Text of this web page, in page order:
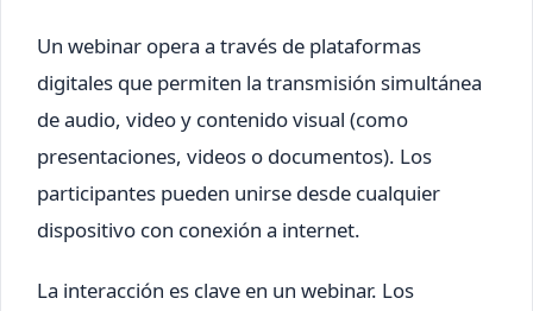
Un webinar opera a través de plataformas
digitales que permiten la transmisión simultánea
de audio, video y contenido visual (como
presentaciones, videos o documentos). Los
participantes pueden unirse desde cualquier
dispositivo con conexión a internet.
La interacción es clave en un webinar. Los